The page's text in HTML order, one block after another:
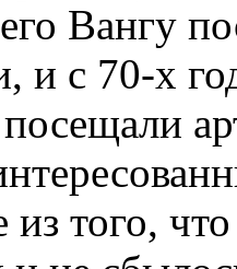
Вангу
и с 70-х
из того,